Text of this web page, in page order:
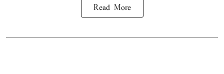
Read More